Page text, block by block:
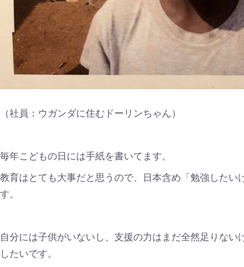
（社員：ウガンダに住むドーリンちゃん）
毎年こどもの日には手紙を書いてます。
教育はとても大事だと思うので、日本含め「勉強した
す。
自分には子供がいないし、支援の力はまだ全然足りな
したいです。